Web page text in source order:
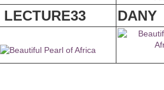
LECTURE33 DANY